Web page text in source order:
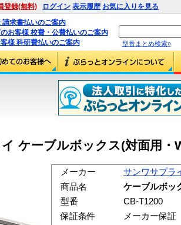
登録(無料) ログイン 表示履歴 お気に入りを見る
請求書払いのご案内
お客様 校費・公費払いのご案内
様 科研費払いのご案内
型番まとめ検索»
ケーブルボックス(対面用・
メーカー
サンワサプラ
商品名
ケーブルボッ
型番
CB-T1200
保証条件
メーカー保証